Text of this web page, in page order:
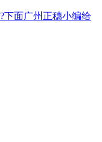
下面广州正穗小编给